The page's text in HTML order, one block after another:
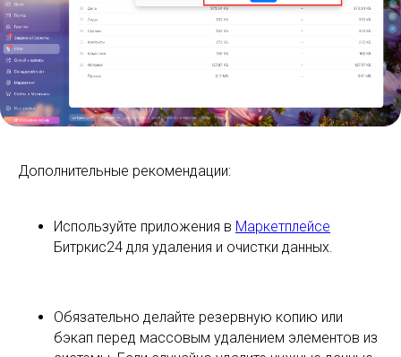
Дополнительные рекомендации:
Используйте приложения в Маркетплейсе
Битркис24 для удаления и очистки данных.
Обязательно делайте резервную копию или
бэкап перед массовым удалением элементов из